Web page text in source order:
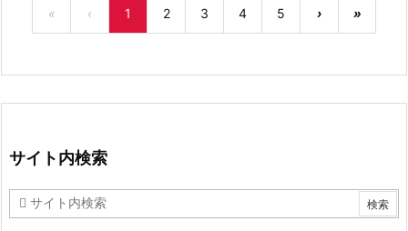
« ‹ 1 2 3 4 5 › »
サイト内検索